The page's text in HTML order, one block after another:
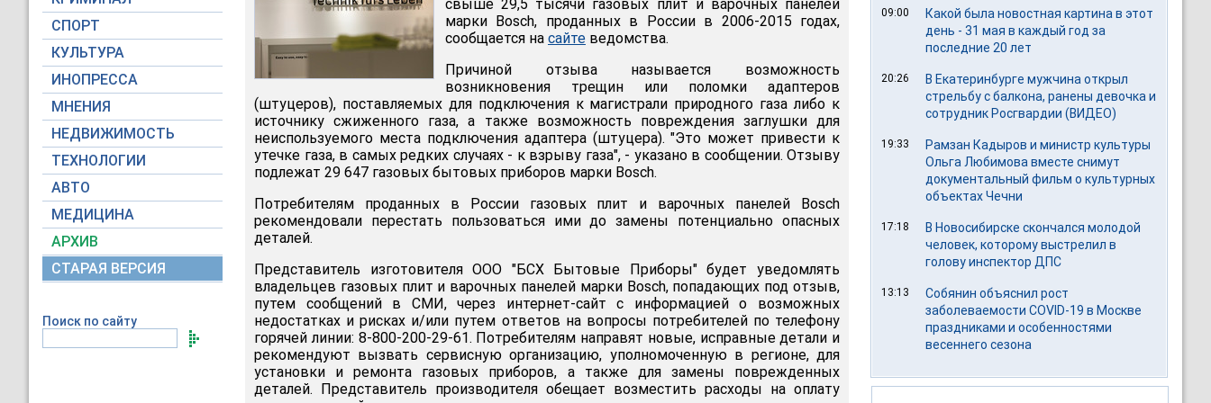
СПОРТ
КУЛЬТУРА
ИНОПРЕССА
МНЕНИЯ
НЕДВИЖИМОСТЬ
ТЕХНОЛОГИИ
АВТО
МЕДИЦИНА
АРХИВ
СТАРАЯ ВЕРСИЯ
Поиск по сайту
свыше 29,5 тысячи газовых плит и варочных панелей
марки Bosch, проданных в России в 2006-2015 годах,
сообщается на сайте ведомства.
Причиной отзыва называется возможность
возникновения трещин или поломки адаптеров
(штуцеров), поставляемых для подключения к магистрали природного газа либо к
источнику сжиженного газа, а также возможность повреждения заглушки для
неиспользуемого места подключения адаптера (штуцера). "Это может привести к
утечке газа, в самых редких случаях - к взрыву газа", - указано в сообщении. Отзыву
подлежат 29 647 газовых бытовых приборов марки Bosch.
Потребителям проданных в России газовых плит и варочных панелей Bosch
рекомендовали перестать пользоваться ими до замены потенциально опасных
деталей.
Представитель изготовителя ООО "БСХ Бытовые Приборы" будет уведомлять
владельцев газовых плит и варочных панелей марки Bosch, попадающих под отзыв,
путем сообщений в СМИ, через интернет-сайт с информацией о возможных
недостатках и рисках и/или путем ответов на вопросы потребителей по телефону
горячей линии: 8-800-200-29-61. Потребителям направят новые, исправные детали и
рекомендуют вызвать сервисную организацию, уполномоченную в регионе, для
установки и ремонта газовых приборов, а также для замены поврежденных
деталей. Представитель производителя обещает возместить расходы на оплату
09:00
Какой была новостная картина в этот
день - 31 мая в каждый год за
последние 20 лет
20:26
В Екатеринбурге мужчина открыл
стрельбу с балкона, ранены девочка и
сотрудник Росгвардии (ВИДЕО)
19:33
Рамзан Кадыров и министр культуры
Ольга Любимова вместе снимут
документальный фильм о культурных
объектах Чечни
17:18
В Новосибирске скончался молодой
человек, которому выстрелил в
голову инспектор ДПС
13:13
Собянин объяснил рост
заболеваемости COVID-19 в Москве
праздниками и особенностями
весеннего сезона